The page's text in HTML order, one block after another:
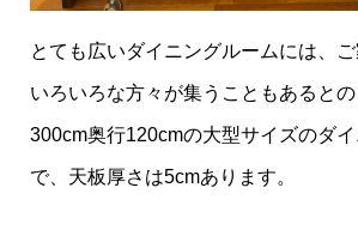
とても広いダイニングルームには、ご
いろいろな方々が集うこともあると
300cm奥行120cmの大型サイズのダ
で、天板厚さは5cmあります。